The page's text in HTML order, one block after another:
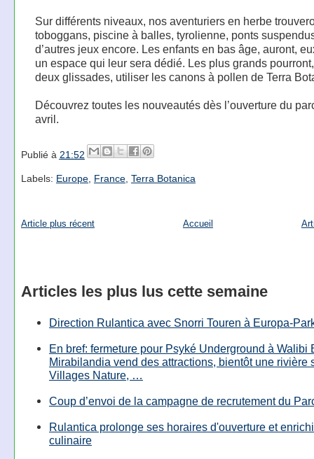
Sur différents niveaux, nos aventuriers en herbe
toboggans, piscine à balles, tyrolienne, ponts
d’autres jeux encore. Les enfants en bas âge, auront,
un espace qui leur sera dédié. Les plus grands
deux glissades, utiliser les canons à pollen de Terra
Découvrez toutes les nouveautés dès l’ouverture du
avril.
Publié à 21:52
Labels: Europe, France, Terra Botanica
Article plus récent Accueil
Articles les plus lus cette semaine
Direction Rulantica avec Snorri Touren à Europa-
En bref: fermeture pour Psyké Underground à Walibi
Mirabilandia vend des attractions, bientôt une rivière
Villages Nature, …
Coup d’envoi de la campagne de recrutement du
Rulantica prolonge ses horaires d'ouverture et
culinaire